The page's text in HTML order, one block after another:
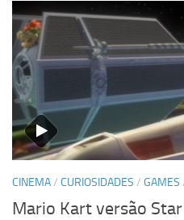
CINEMA/ CURIOSIDADES / GAMES
Mario Kart versão